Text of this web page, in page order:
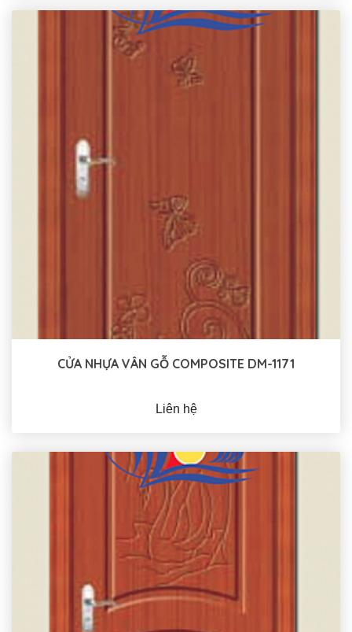
CỬA NHỰA VÂN GỖ COMPOSITE DM-1171
Liên hệ